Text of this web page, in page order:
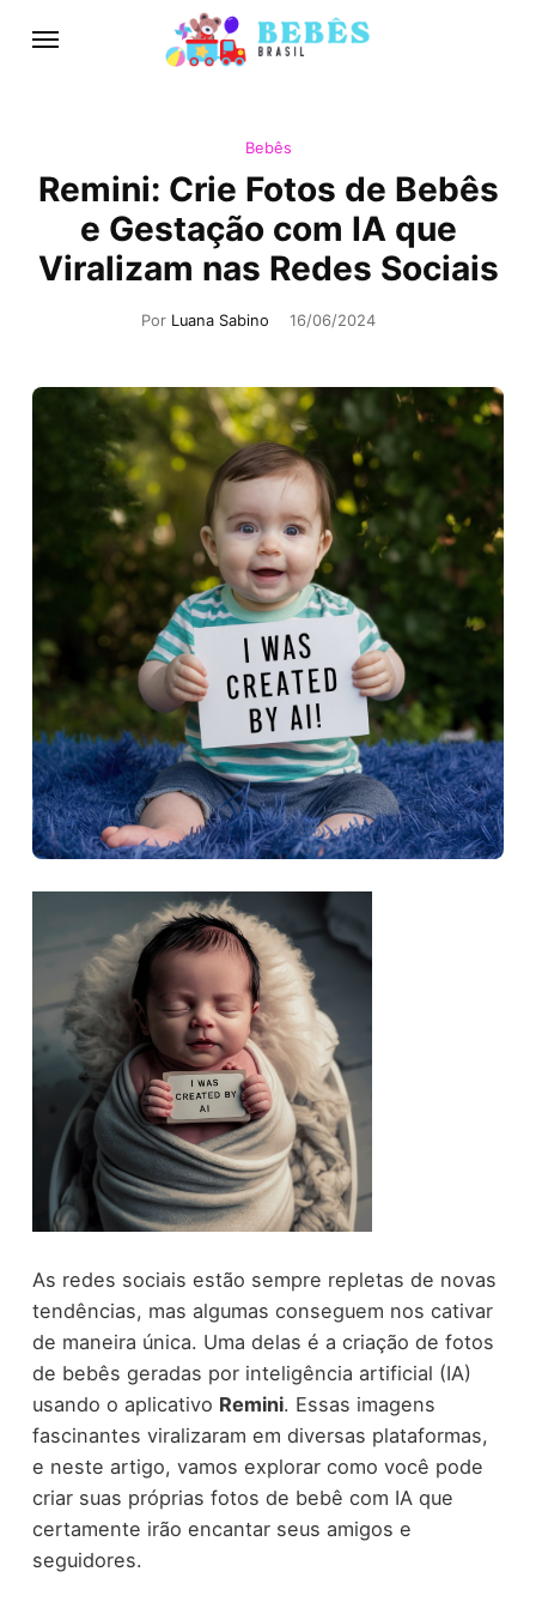
Bebês
Remini: Crie Fotos de Bebês
e Gestação com IA que
Viralizam nas Redes Sociais
Por Luana Sabino 16/06/2024
As redes sociais estão sempre repletas de novas
tendências, mas algumas conseguem nos cativar
de maneira única. Uma delas é a criação de fotos
de bebês geradas por inteligência artificial (IA)
usando o aplicativo Remini. Essas imagens
fascinantes viralizaram em diversas plataformas,
e neste artigo, vamos explorar como você pode
criar suas próprias fotos de bebê com IA que
certamente irão encantar seus amigos e
seguidores.